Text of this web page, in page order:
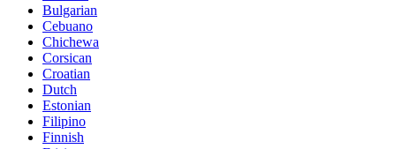
Bulgarian
Cebuano
Chichewa
Corsican
Croatian
Dutch
Estonian
Filipino
Finnish